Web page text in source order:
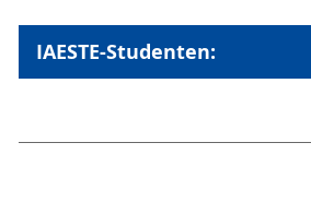
IAESTE-Studenten: